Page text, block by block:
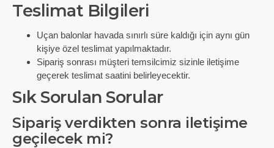
Teslimat Bilgileri
Uçan balonlar havada sınırlı süre kaldığı için aynı gün
kişiye özel teslimat yapılmaktadır.
Sipariş sonrası müşteri temsilcimiz sizinle iletişime
geçerek teslimat saatini belirleyecektir.
Sık Sorulan Sorular
Sipariş verdikten sonra iletişime
geçilecek mi?